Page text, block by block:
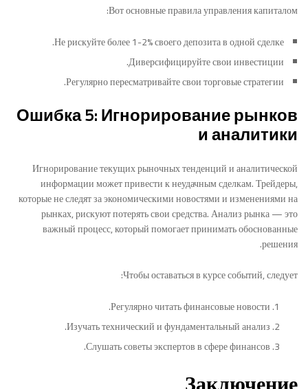
Вот основные правила управления капиталом:
Не рискуйте более 1-2% своего депозита в одной сделке.
Диверсифицируйте свои инвестиции.
Регулярно пересматривайте свои торговые стратегии.
Ошибка 5: Игнорирование рынков
и аналитики
Игнорирование текущих рыночных тенденций и аналитической
информации может привести к неудачным сделкам. Трейдеры,
которые не следят за экономическими новостями и изменениями на
рынках, рискуют потерять свои средства. Анализ рынка — это
важный процесс, который помогает принимать обоснованные
решения.
Чтобы оставаться в курсе событий, следует:
Регулярно читать финансовые новости.
Изучать технический и фундаментальный анализ.
Слушать советы экспертов в сфере финансов.